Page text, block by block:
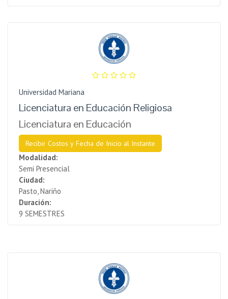
Universidad Mariana
Licenciatura en Educación Religiosa
Licenciatura en Educación
Recibir Costos y Fecha de Inicio al Instante
Modalidad:
Semi Presencial
Ciudad:
Pasto, Nariño
Duración:
9 SEMESTRES